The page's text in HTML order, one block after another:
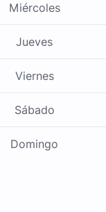
Miércoles
Jueves
Viernes
Sábado
Domingo